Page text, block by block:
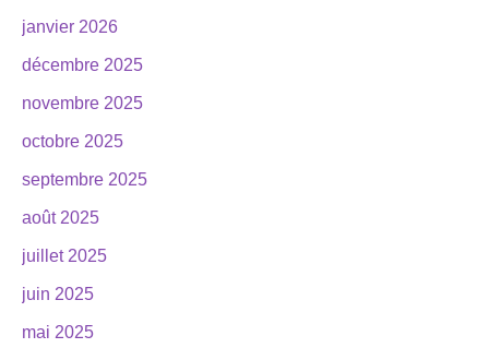
janvier 2026
décembre 2025
novembre 2025
octobre 2025
septembre 2025
août 2025
juillet 2025
juin 2025
mai 2025